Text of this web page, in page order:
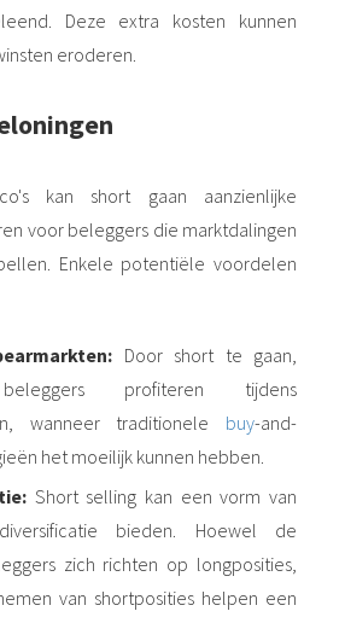
Deze extra kosten kunnen
eroderen.
kan short gaan aanzienlijke
voor beleggers die marktdalingen
Enkele potentiële voordelen
Door short te gaan,
profiteren tijdens
wanneer traditionele buy-and-
het moeilijk kunnen hebben.
Short selling kan een vorm van
bieden. Hoewel de
zich richten op longposities,
van shortposities helpen een